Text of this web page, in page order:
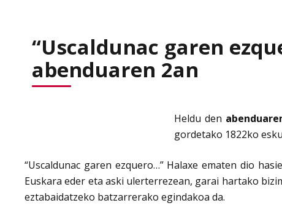
“Uscaldunac garen
abenduaren 2an
Heldu den
gordetako 1822ko
“Uscaldunac garen ezquero…” Halaxe ematen dio
Euskara eder eta aski ulerterrezean, garai hartako
eztabaidatzeko batzarrerako egindakoa da.